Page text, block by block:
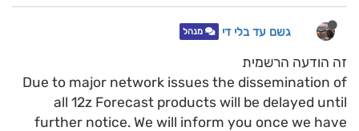
גשם עד בלי די מנהל
זה הודעה הרשמית
Due to major network issues the dissemination of
all 12z Forecast products will be delayed until
further notice. We will inform you once we have